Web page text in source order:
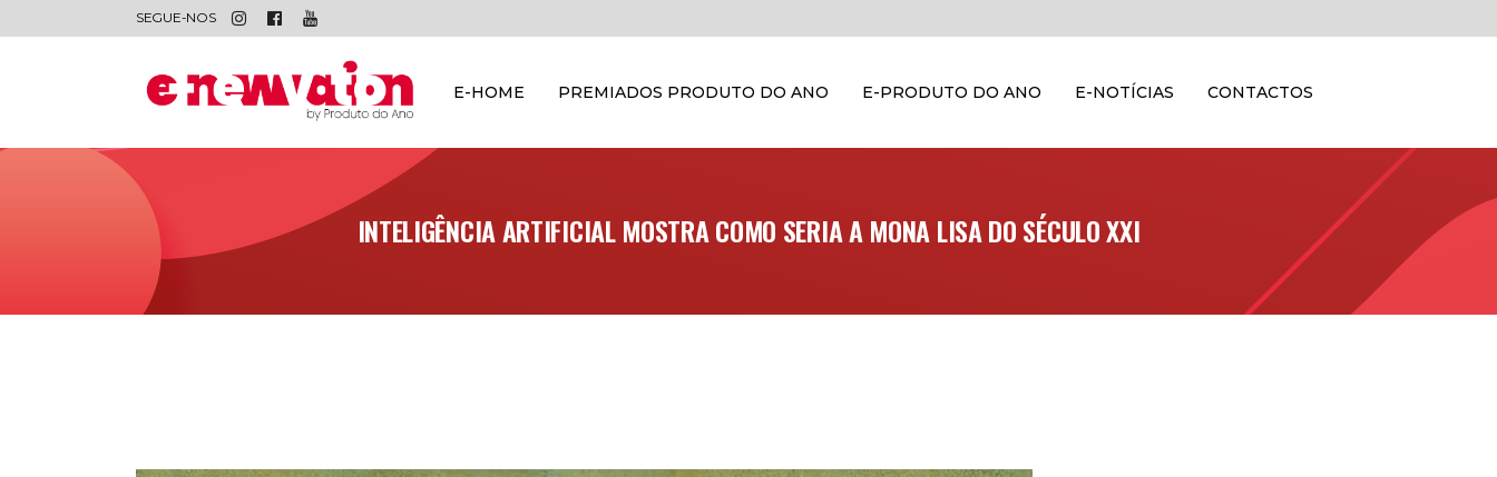
SEGUE-NOS
E-HOME PREMIADOS PRODUTO DO ANO E-PRODUTO DO ANO E-NOTÍCIAS CONTACTOS
INTELIGÊNCIA ARTIFICIAL MOSTRA COMO SERIA A MONA LISA DO SÉCULO XXI